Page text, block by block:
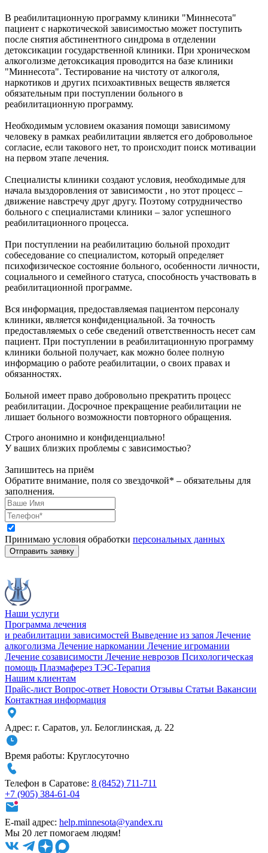
В реабилитационную программу клиники "Миннесота"
пациент с наркотической зависимостью может поступить
после снятия абстинентного синдрома в отделении
детоксикации государственной клиники. При хроническом
алкоголизме детоксикация проводится на базе клиники
"Миннесота". Тестирование на чистоту от алкоголя,
наркотиков и других психоактивных веществ является
обязательным при поступлении больного в
реабилитационную программу.
Необходимым условием оказания помощи зависимому
человеку в рамках реабилитации является его добровольное
согласие, если такового нет, то происходит поиск мотивации
на первом этапе лечения.
Специалисты клиники создают условия, необходимые для
начала выздоровления от зависимости , но этот процесс –
движение навстречу друг другу. Поэтому сотрудничество
больного с специалистами клиники – залог успешного
реабилитационного процесса.
При поступлении на реабилитацию больной проходит
собеседование со специалистом, который определяет
психофизическое состояние больного, особенности личности,
социального и семейного статуса, способность участвовать в
реабилитационной программе.
Вся информация, предоставляемая пациентом персоналу
клиники, является конфиденциальной. За точность
предоставляемых о себе сведений ответственность несет сам
пациент. При поступлении в реабилитационную программу
клиники больной получает, как можно более полную
информацию о работе реабилитации, о своих правах и
обязанностях.
Больной имеет право добровольно прекратить процесс
реабилитации. Досрочное прекращение реабилитации не
лишает больного возможности повторного обращения.
Строго анонимно и конфиденциально!
У ваших близких проблемы с зависимостью?
Запишитесь на приём
Обратите внимание, поля со звездочкой* – обязательны для
заполнения.
Принимаю условия обработки персональных данных
Отправить заявку
Наши услуги
Программа лечения
и реабилитации зависимостей Выведение из запоя Лечение
алкоголизма Лечение наркомании Лечение игромании
Лечение созависимости Лечение неврозов Психологическая
помощь Плазмаферез ТЭС-Терапия
Нашим клиентам
Прайс-лист Вопрос-ответ Новости Отзывы Статьи Вакансии
Контактная информация
Адрес: г. Саратов, ул. Белоглинская, д. 22
Время работы: Круглосуточно
Телефон в Саратове: 8 (8452) 711-711
+7 (905) 384-61-04
E-mail адрес: help.minnesota@yandex.ru
Мы 20 лет помогаем людям!